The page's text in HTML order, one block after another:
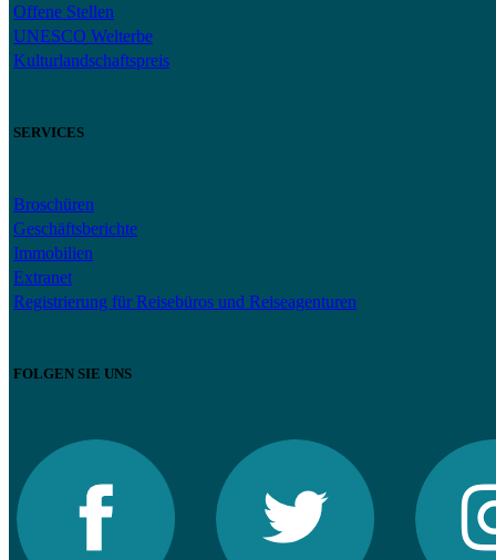
Offene Stellen
UNESCO Welterbe
Kulturlandschaftspreis
SERVICES
Broschüren
Geschäftsberichte
Immobilien
Extranet
Registrierung für Reisebüros und Reiseagenturen
FOLGEN SIE UNS